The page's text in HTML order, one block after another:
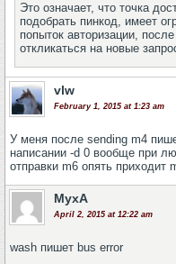
Это означает, что точка
подобрать пинкод, имеет
попыток авторизации,
откликаться на новые
vlw
February 1, 2015 at 1:23 am
У меня после sending m4
написании -d 0 вообще при
отправки m6 опять приходит
MyxA
April 2, 2015 at 12:22 am
wash пишет bus error